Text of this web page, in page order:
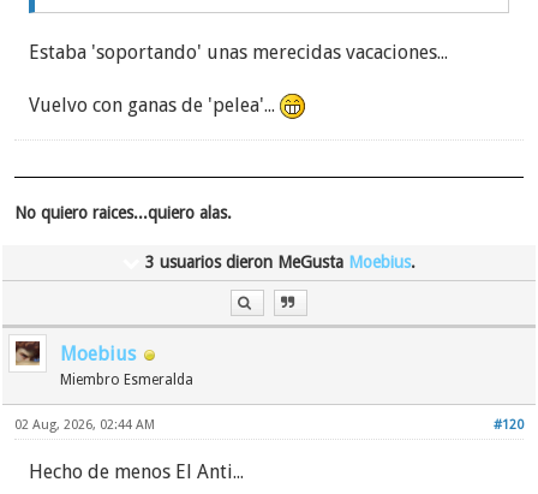
Estaba 'soportando' unas merecidas vacaciones...
Vuelvo con ganas de 'pelea'...
No quiero raices...quiero alas.
3 usuarios dieron MeGusta Moebius.
Moebius
Miembro Esmeralda
#120
02 Aug, 2026, 02:44 AM
Hecho de menos El Anti...